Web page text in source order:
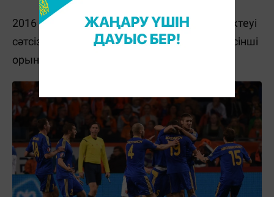
2016 жылғы Еуропа чемпионатының да іріктеуі
сәтсіз болды. Тек Литвадан озып, топта бесінші
орын алдық.